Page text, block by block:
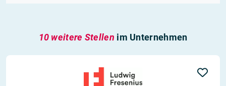
10 weitere Stellen im Unternehmen